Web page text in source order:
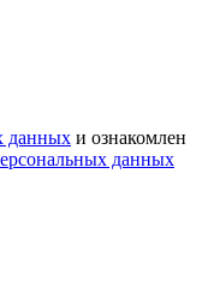
данных и ознакомлен
данных